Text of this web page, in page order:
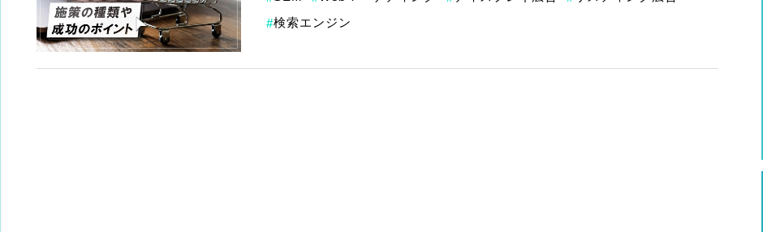
#検索エンジン